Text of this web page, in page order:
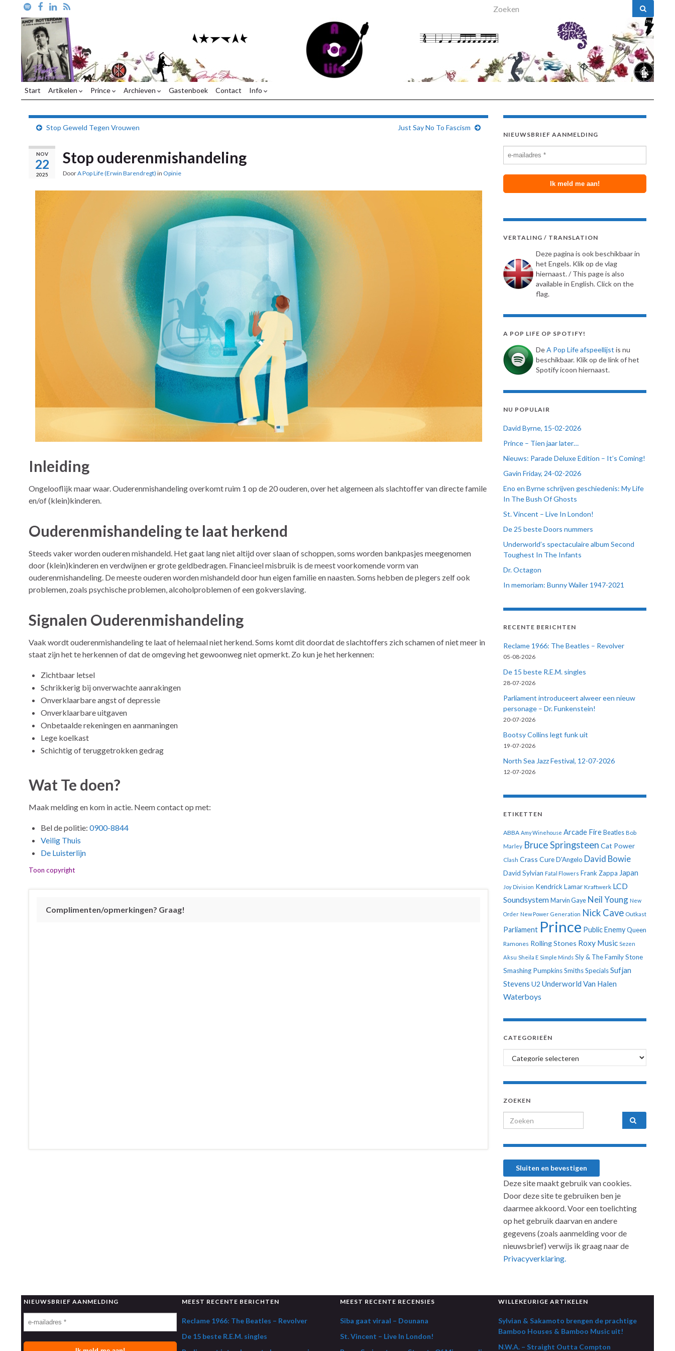
Search for:
Start Artikelen Prince Archieven Gastenboek Contact Info
Stop Geweld Tegen Vrouwen Just Say No To Fascism
NOV
22
2025
Stop ouderenmishandeling
DoorA Pop Life (Erwin Barendregt) in Opinie
Inleiding
Ongelooflijk maar waar. Ouderenmishandeling overkomt ruim 1 op de 20 ouderen, over het algemeen als slachtoffer van directe famile
en/of (klein)kinderen.
Ouderenmishandeling te laat herkend
Steeds vaker worden ouderen mishandeld. Het gaat lang niet altijd over slaan of schoppen, soms worden bankpasjes meegenomen
door (klein)kinderen en verdwijnen er grote geldbedragen. Financieel misbruik is de meest voorkomende vorm van
ouderenmishandeling. De meeste ouderen worden mishandeld door hun eigen familie en naasten. Soms hebben de plegers zelf ook
problemen, zoals psychische problemen, alcoholproblemen of een gokverslaving.
Signalen Ouderenmishandeling
Vaak wordt ouderenmishandeling te laat of helemaal niet herkend. Soms komt dit doordat de slachtoffers zich schamen of niet meer in
staat zijn het te herkennen of dat de omgeving het gewoonweg niet opmerkt. Zo kun je het herkennen:
Zichtbaar letsel
Schrikkerig bij onverwachte aanrakingen
Onverklaarbare angst of depressie
Onverklaarbare uitgaven
Onbetaalde rekeningen en aanmaningen
Lege koelkast
Schichtig of teruggetrokken gedrag
Wat Te doen?
Maak melding en kom in actie. Neem contact op met:
Bel de politie: 0900-8844
Veilig Thuis
De Luisterlijn
Toon copyright
Complimenten/opmerkingen? Graag!
NIEUWSBRIEF AANMELDING
VERTALING / TRANSLATION
Deze pagina is ook beschikbaar in
het Engels. Klik op de vlag
hiernaast. / This page is also
available in English. Click on the
flag.
A POP LIFE OP SPOTIFY!
DeA Pop Life afspeellijst is nu
beschikbaar. Klik op de link of het
Spotify icoon hiernaast.
NU POPULAIR
David Byrne, 15-02-2026
Prince – Tien jaar later…
Nieuws: Parade Deluxe Edition – It’s Coming!
Gavin Friday, 24-02-2026
Eno en Byrne schrijven geschiedenis: My Life
In The Bush Of Ghosts
St. Vincent – Live In London!
De 25 beste Doors nummers
Underworld’s spectaculaire album Second
Toughest In The Infants
Dr. Octagon
In memoriam: Bunny Wailer 1947-2021
RECENTE BERICHTEN
Reclame 1966: The Beatles – Revolver
05-08-2026
De 15 beste R.E.M. singles
28-07-2026
Parliament introduceert alweer een nieuw
personage – Dr. Funkenstein!
20-07-2026
Bootsy Collins legt funk uit
19-07-2026
North Sea Jazz Festival, 12-07-2026
12-07-2026
ETIKETTEN
ABBA Amy Winehouse Arcade Fire Beatles Bob
Marley Bruce Springsteen Cat Power
Clash Crass CureD'Angelo David Bowie
David Sylvian Fatal Flowers Frank Zappa Japan
Joy Division Kendrick Lamar Kraftwerk LCD
Soundsystem Marvin Gaye Neil Young New
Order New Power Generation Nick Cave Outkast
Parliament Prince Public EnemyQueen
Ramones Rolling Stones Roxy Music Sezen
Aksu Sheila E Simple Minds Sly & The Family Stone
Smashing PumpkinsSmithsSpecialsSufjan
Stevens U2 Underworld Van Halen
Waterboys
CATEGORIEËN
Categorieën
ZOEKEN
Search for:
Deze site maakt gebruik van cookies.
Door deze site te gebruiken ben je
daarmee akkoord. Voor een toelichting
op het gebruik daarvan en andere
gegevens (zoals aanmelding voor de
nieuwsbrief) verwijs ik graag naar de
Privacyverklaring.
NIEUWSBRIEF AANMELDING MEEST RECENTE BERICHTEN
Reclame 1966: The Beatles – Revolver
De 15 beste R.E.M. singles
MEEST RECENTE RECENSIES
Siba gaat viraal – Dounana
St. Vincent – Live In London!
WILLEKEURIGE ARTIKELEN
Sylvian & Sakamoto brengen de prachtige
Bamboo Houses & Bamboo Music uit!
N.W.A. – Straight Outta Compton